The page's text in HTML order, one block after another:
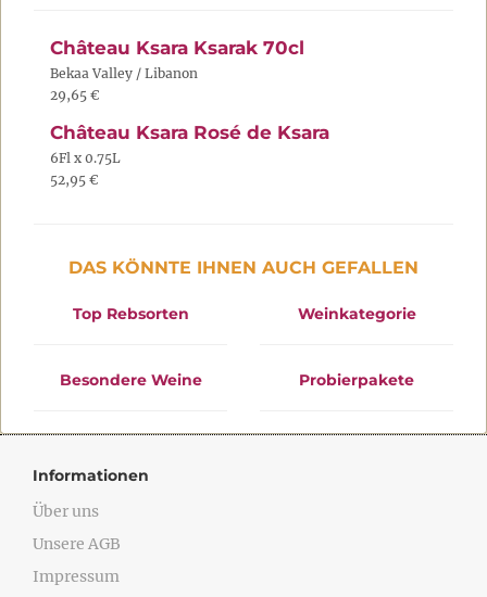
Château Ksara Ksarak 70cl
Bekaa Valley / Libanon
29,65 €
Château Ksara Rosé de Ksara
6Fl x 0.75L
52,95 €
DAS KÖNNTE IHNEN AUCH GEFALLEN
Top Rebsorten Weinkategorie
Besondere Weine Probierpakete
Informationen
Über uns
Unsere AGB
Impressum